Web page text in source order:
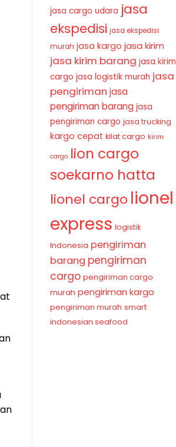
jasa cargo udara jasa
ekspedisi jasa ekspedisi
murah jasa kargo jasa kirim
jasa kirim barang jasa kirim
cargo jasa logistik murah jasa
pengiriman jasa
pengiriman barang jasa
pengiriman cargo jasa trucking
kargo cepat kilat cargo kirim
cargo lion cargo
soekarno hatta
lionel cargo lionel
express logistik
Indonesia pengiriman
barang pengiriman
cargo pengiriman cargo
murah pengiriman kargo
pengiriman murah smart
indonesian seafood